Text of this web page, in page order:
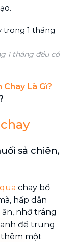
1 tháng đều có
Chay Là Gì?
sả chiên,
chay bổ
hấp dẫn
nhớ tráng
để trung
thêm một